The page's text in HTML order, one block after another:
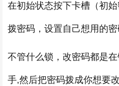
在初始状态按下卡槽（初
拨密码，设置自己想用的密
不管什么锁，改密码都是
手,然后把密码拨成你想要